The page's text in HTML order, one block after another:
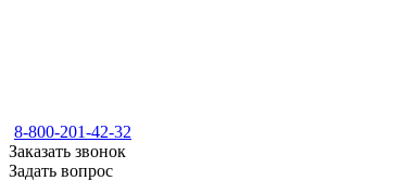
8-800-201-42-32
Заказать звонок
Задать вопрос